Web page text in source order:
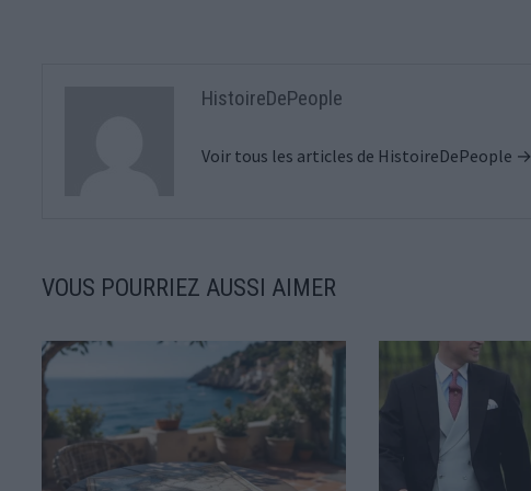
HistoireDePeople
Voir tous les articles de HistoireDePeople →
VOUS POURRIEZ AUSSI AIMER